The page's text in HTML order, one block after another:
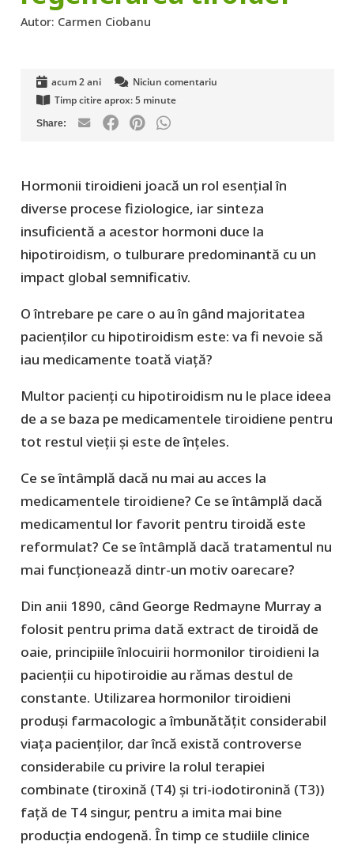
Autor: Carmen Ciobanu
acum 2 ani
Niciun comentariu
Timp citire aprox: 5 minute
Hormonii tiroidieni joacă un rol esențial în
diverse procese fiziologice, iar sinteza
insuficientă a acestor hormoni duce la
hipotiroidism, o tulburare predominantă cu un
impact global semnificativ.
O întrebare pe care o au în gând majoritatea
pacienților cu hipotiroidism este: va fi nevoie să
iau medicamente toată viață?
Multor pacienți cu hipotiroidism nu le place ideea
de a se baza pe medicamentele tiroidiene pentru
tot restul vieții și este de înțeles.
Ce se întâmplă dacă nu mai au acces la
medicamentele tiroidiene? Ce se întâmplă dacă
medicamentul lor favorit pentru tiroidă este
reformulat? Ce se întâmplă dacă tratamentul nu
mai funcționează dintr-un motiv oarecare?
Din anii 1890, când George Redmayne Murray a
folosit pentru prima dată extract de tiroidă de
oaie, principiile înlocuirii hormonilor tiroidieni la
pacienții cu hipotiroidie au rămas destul de
constante. Utilizarea hormonilor tiroidieni
produși farmacologic a îmbunătățit considerabil
viața pacienților, dar încă există controverse
considerabile cu privire la rolul terapiei
combinate (tiroxină (T4) și tri-iodotironină (T3))
față de T4 singur, pentru a imita mai bine
producția endogenă. În timp ce studiile clinice